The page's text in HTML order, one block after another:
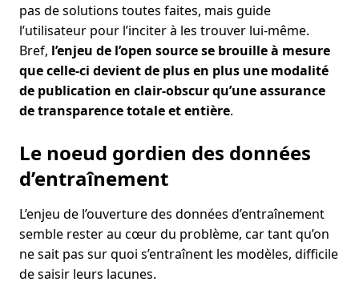
pas de solutions toutes faites, mais guide
l’utilisateur pour l’inciter à les trouver lui-même.
Bref, l’enjeu de l’open source se brouille à mesure
que celle-ci devient de plus en plus une modalité
de publication en clair-obscur qu’une assurance
de transparence totale et entière.
Le noeud gordien des données
d’entraînement
L’enjeu de l’ouverture des données d’entraînement
semble rester au cœur du problème, car tant qu’on
ne sait pas sur quoi s’entraînent les modèles, difficile
de saisir leurs lacunes.